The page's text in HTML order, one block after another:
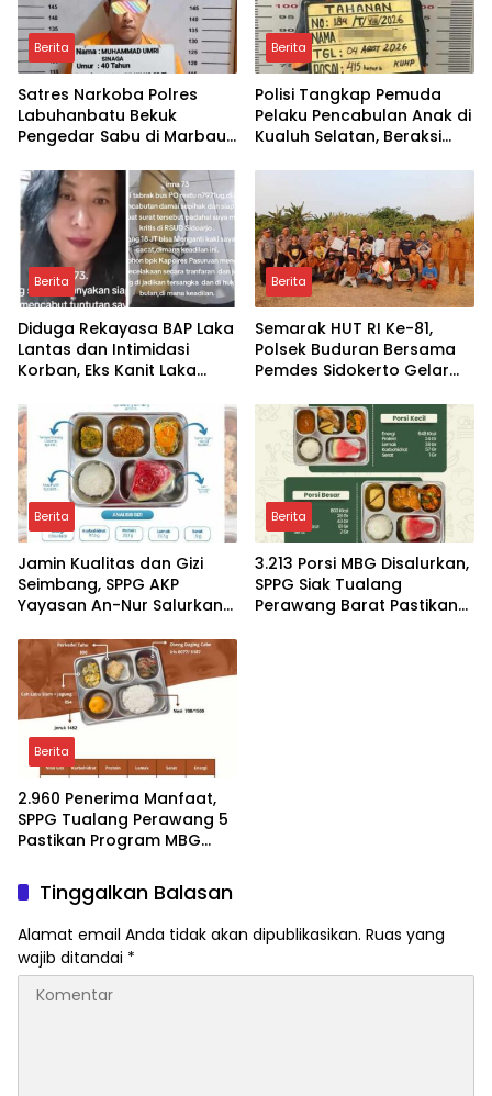
Berita
Satres Narkoba Polres
Labuhanbatu Bekuk
Pengedar Sabu di Marbau,
Berita
Polisi Tangkap Pemuda
Pelaku Pencabulan Anak di
Kualuh Selatan, Beraksi
ke Teman Korban
Berita
Diduga Rekayasa BAP Laka
Lantas dan Intimidasi
Korban, Eks Kanit Laka
Dilaporkan ke Propam
Polda Jatim
Berita
Semarak HUT RI Ke-81,
Polsek Buduran Bersama
Pemdes Sidokerto Gelar
Berita
Jamin Kualitas dan Gizi
Seimbang, SPPG AKP
Yayasan An-Nur Salurkan
di Perawang
Berita
3.213 Porsi MBG Disalurkan,
SPPG Siak Tualang
Perawang Barat Pastikan
Berita
2.960 Penerima Manfaat,
SPPG Tualang Perawang 5
Pastikan Program MBG
HigienisTinggalkan Balasan
Alamat email Anda tidak akan dipublikasikan. Ruas yang
wajib ditandai *